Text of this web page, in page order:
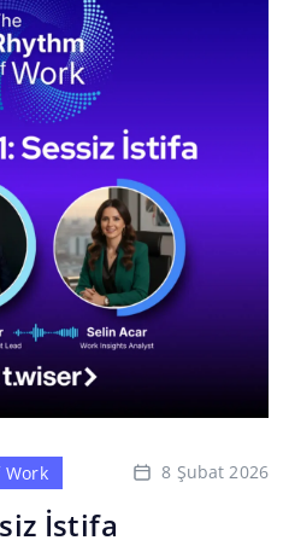
Work 8 Şubat 2026
İstifa